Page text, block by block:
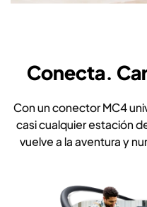
Conecta.
Con un conector MC4
casi cualquier estación
vuelve a la aventura y